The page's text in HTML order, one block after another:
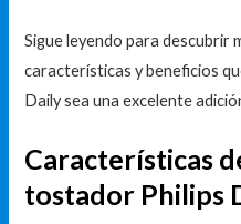
Sigue leyendo para descubrir
características y beneficios
Daily sea una excelente
Características
tostador Philips